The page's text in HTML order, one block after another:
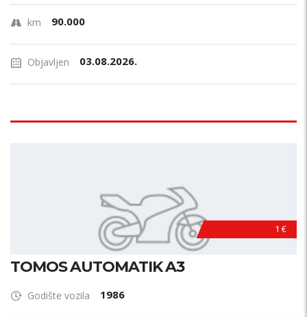
km 90.000
Objavljen 03.08.2026.
1 €
TOMOS AUTOMATIK A3
Godište vozila 1986